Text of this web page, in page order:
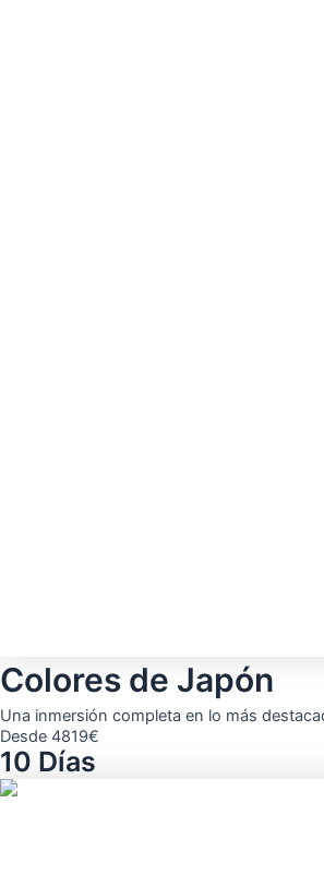
Colores de Japón
Una inmersión completa en lo más
Desde 4819€
10 Días